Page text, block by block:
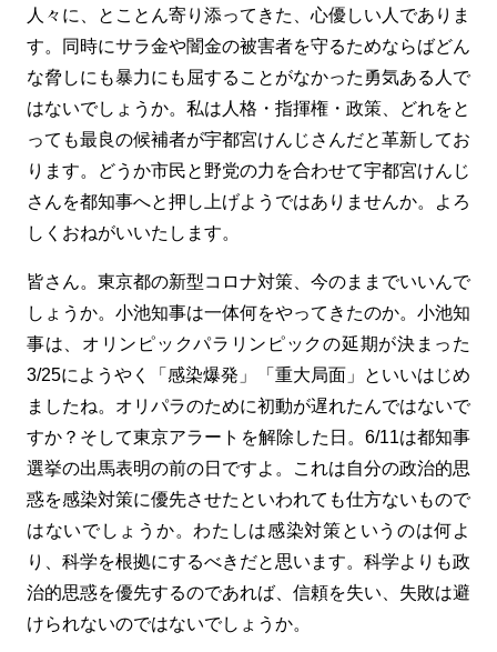
人々に、とことん寄り添ってきた、心優しい人でありま
す。同時にサラ金や闇金の被害者を守るためならばどん
な脅しにも暴力にも屈することがなかった勇気ある人で
はないでしょうか。私は人格・指揮権・政策、どれをと
っても最良の候補者が宇都宮けんじさんだと革新してお
ります。どうか市民と野党の力を合わせて宇都宮けんじ
さんを都知事へと押し上げようではありませんか。よろ
しくおねがいいたします。
皆さん。東京都の新型コロナ対策、今のままでいいんで
しょうか。小池知事は一体何をやってきたのか。小池知
事は、オリンピックパラリンピックの延期が決まった
3/25にようやく「感染爆発」「重大局面」といいはじめ
ましたね。オリパラのために初動が遅れたんではないで
すか？そして東京アラートを解除した日。6/11は都知事
選挙の出馬表明の前の日ですよ。これは自分の政治的思
惑を感染対策に優先させたといわれても仕方ないもので
はないでしょうか。わたしは感染対策というのは何よ
り、科学を根拠にするべきだと思います。科学よりも政
治的思惑を優先するのであれば、信頼を失い、失敗は避
けられないのではないでしょうか。